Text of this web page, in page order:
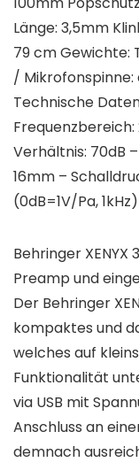
Länge: 3,5mm
79 cm Gewichte:
/ Mikrofonspinne:
Technische
Frequenzbereich:
Verhältnis: 70dB
16mm –
(0dB=1V/Pa,
Behringer XENYX
Preamp und
Der Behringer
kompaktes und
welches auf
Funktionalität
via USB mit
Anschluss an
demnach